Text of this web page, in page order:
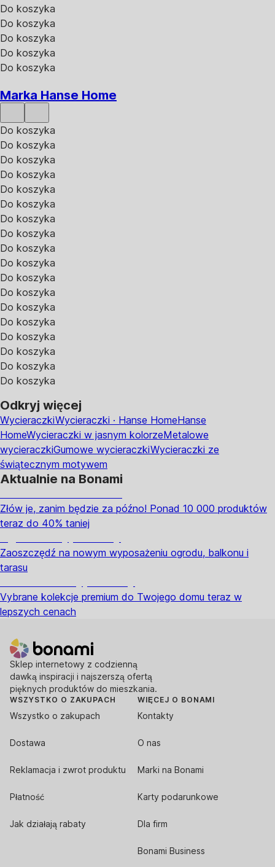
Do koszyka
Do koszyka
Do koszyka
Do koszyka
Do koszyka
Marka Hanse Home
Do koszyka
Do koszyka
Do koszyka
Do koszyka
Do koszyka
Do koszyka
Do koszyka
Do koszyka
Do koszyka
Do koszyka
Do koszyka
Do koszyka
Do koszyka
Do koszyka
Do koszyka
Do koszyka
Do koszyka
Do koszyka
Odkryj więcej
WycieraczkiWycieraczki · Hanse HomeHanse
HomeWycieraczki w jasnym kolorzeMetalowe
wycieraczkiGumowe wycieraczkiWycieraczki ze
świątecznym motywem
Aktualnie na Bonami
Złów je, zanim będzie za późno! Ponad 10 000 produktów
teraz do 40% taniej
Zaoszczędź na nowym wyposażeniu ogrodu, balkonu i
tarasu
Vybrane kolekcje premium do Twojego domu teraz w
lepszych cenach
Sklep internetowy z codzienną
dawką inspiracji i najszerszą ofertą
pięknych produktów do mieszkania.
WSZYSTKO O ZAKUPACH
Wszystko o zakupach
Dostawa
Reklamacja i zwrot produktu
Płatność
Jak działają rabaty
WIĘCEJ O BONAMI
Kontakty
O nas
Marki na Bonami
Karty podarunkowe
Dla firm
Bonami Business